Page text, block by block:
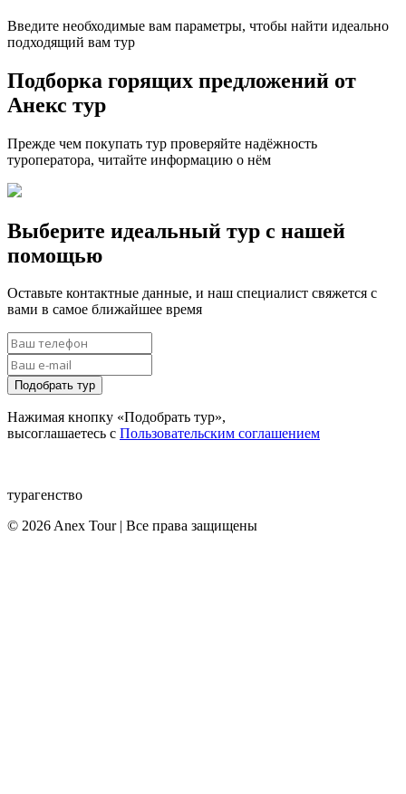
Введите необходимые вам параметры, чтобы найти идеально
подходящий вам тур
Подборка горящих предложений от
Анекс тур
Прежде чем покупать тур проверяйте надёжность
туроператора, читайте информацию о нём
Выберите идеальный тур с нашей
помощью
Оставьте контактные данные, и наш специалист свяжется с
вами в самое ближайшее время
Подобрать тур
Нажимая кнопку «Подобрать тур»,
высоглашаетесь с Пользовательским соглашением
турагенство
© 2026 Anex Tour | Все права защищены